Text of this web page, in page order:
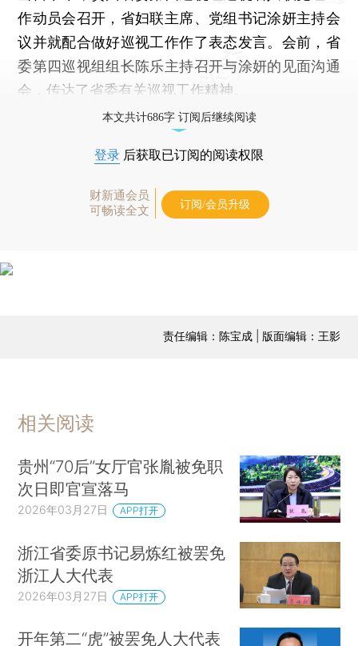
作动员会召开，省妇联主席、党组书记涂妍主持会
议并就配合做好巡视工作作了表态发言。会前，省
委第四巡视组组长陈乐主持召开与涂妍的见面沟通
会，传达了省委有关巡视工作精神。
本文共计686字 订阅后继续阅读
登录 后获取已订阅的阅读权限
财新通会员
可畅读全文
订阅/会员升级
责任编辑：陈宝成 | 版面编辑：王影
相关阅读
贵州“70后”女厅官张胤被免职
次日即官宣落马
2026年03月27日 APP打开
浙江省委原书记易炼红被罢免
浙江人大代表
2026年03月27日 APP打开
开年第二“虎”被罢免人大代表